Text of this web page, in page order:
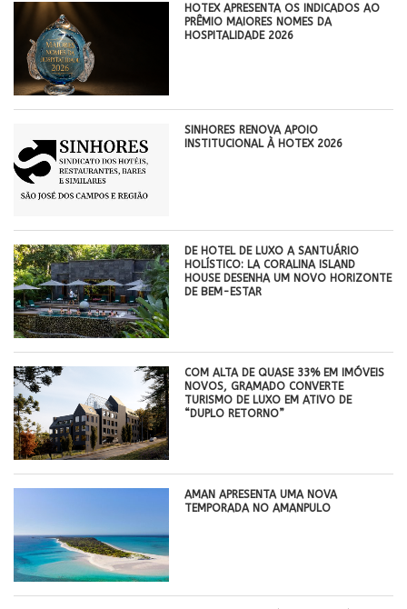
HOTEX APRESENTA OS INDICADOS AO
PRÊMIO MAIORES NOMES DA
HOSPITALIDADE 2026
SINHORES RENOVA APOIO
INSTITUCIONAL À HOTEX 2026
DE HOTEL DE LUXO A SANTUÁRIO
HOLÍSTICO: LA CORALINA ISLAND
HOUSE DESENHA UM NOVO HORIZONTE
DE BEM-ESTAR
COM ALTA DE QUASE 33% EM IMÓVEIS
NOVOS, GRAMADO CONVERTE
TURISMO DE LUXO EM ATIVO DE
“DUPLO RETORNO”
AMAN APRESENTA UMA NOVA
TEMPORADA NO AMANPULO